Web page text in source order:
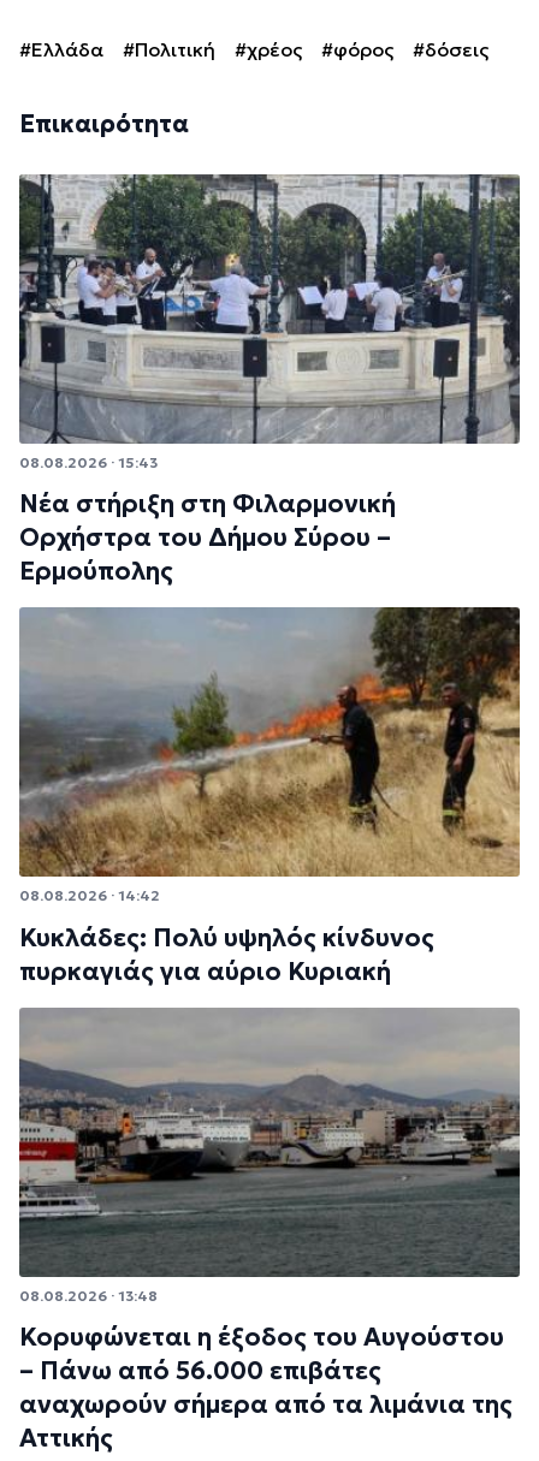
#Ελλάδα #Πολιτική #χρέος #φόρος #δόσεις
Επικαιρότητα
08.08.2026 · 15:43
Νέα στήριξη στη Φιλαρμονική
Ορχήστρα του Δήμου Σύρου –
Ερμούπολης
08.08.2026 · 14:42
Κυκλάδες: Πολύ υψηλός κίνδυνος
πυρκαγιάς για αύριο Κυριακή
08.08.2026 · 13:48
Κορυφώνεται η έξοδος του Αυγούστου
– Πάνω από 56.000 επιβάτες
αναχωρούν σήμερα από τα λιμάνια της
Αττικής